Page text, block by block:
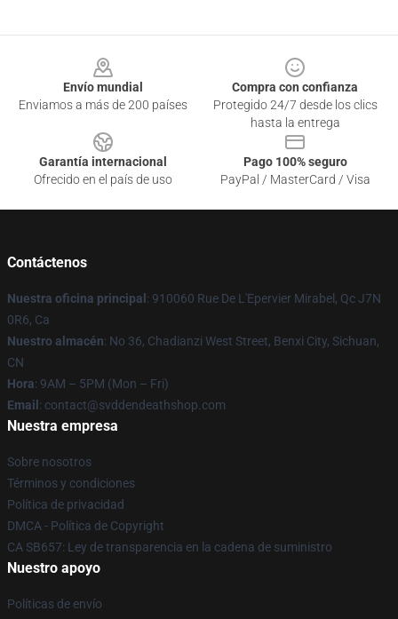
Envío mundial
Enviamos a más de 200 países
Compra con confianza
Protegido 24/7 desde los clics
hasta la entrega
Garantía internacional
Ofrecido en el país de uso
Pago 100% seguro
PayPal / MasterCard / Visa
Contáctenos
Nuestra oficina principal : 910060 Rue De L'Epervier Mirabel, Qc J7N
0R6, Ca
Nuestro almacén: No 36, Chadianzi West Street, Benxi City, Sichuan,
CN
Hora: 9AM – 5PM (Mon – Fri)
Email : contact@svddendeathshop.com
Nuestra empresa
Sobre nosotros
Términos y condiciones
Política de privacidad
DMCA - Política de Copyright
CA SB657: Ley de transparencia en la cadena de suministro
Nuestro apoyo
Políticas de envío